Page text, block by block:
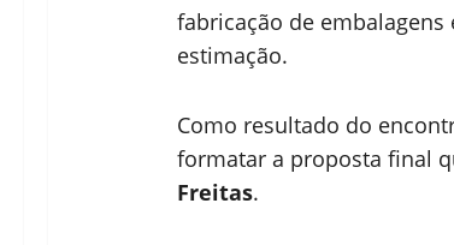
fabricação de
estimação.
Como resultado do
formatar a proposta final
Freitas.